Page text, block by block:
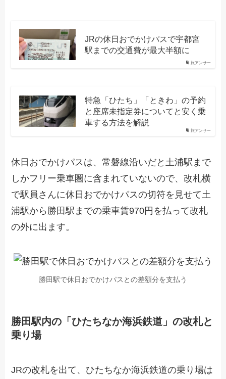
旅アンサー
JRの休日おでかけパスで宇都宮
駅までの交通費が最大半額に
旅アンサー
特急「ひたち」「ときわ」の予約
と座席未指定券についてと安く乗
車する方法を解説
休日おでかけパスは、常磐線沿いだと土浦駅まで
しかフリー乗車圏に含まれていないので、改札横
で駅員さんに休日おでかけパスの切符を見せて土
浦駅から勝田駅までの乗車賃970円を払って改札
の外に出ます。
勝田駅で休日おでかけパスとの差額分を支払う
勝田駅内の「ひたちなか海浜鉄道」の改札と
乗り場
JRの改札を出て、ひたちなか海浜鉄道の乗り場は